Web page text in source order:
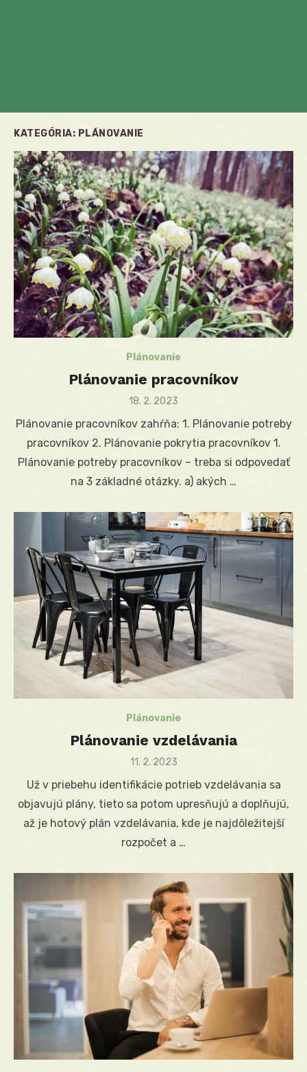
KATEGÓRIA: PLÁNOVANIE
Plánovanie
Plánovanie pracovníkov
Posted
18. 2. 2023
Plánovanie pracovníkov zahŕňa: 1. Plánovanie potreby
pracovníkov 2. Plánovanie pokrytia pracovníkov 1.
Plánovanie potreby pracovníkov – treba si odpovedať
na 3 základné otázky. a) akých …
Plánovanie
Plánovanie vzdelávania
Posted
11. 2. 2023
Už v priebehu identifikácie potrieb vzdelávania sa
objavujú plány, tieto sa potom upresňujú a doplňujú,
až je hotový plán vzdelávania, kde je najdôležitejší
rozpočet a …